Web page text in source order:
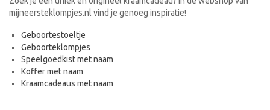
mijneersteklompjes.nl vind je genoeg inspiratie!
Geboortestoeltje
Geboorteklompjes
Speelgoedkist met naam
Koffer met naam
Kraamcadeaus met naam